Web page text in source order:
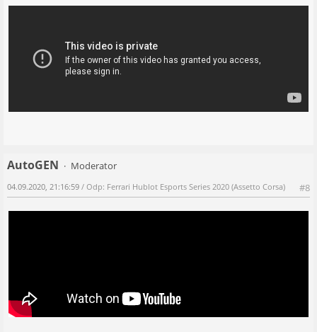
AutoGEN
Moderator
#8
04.09.2020, 21:16:59 / Odp: Ferrari Hublot Esports Series 2020 (Assetto Corsa)